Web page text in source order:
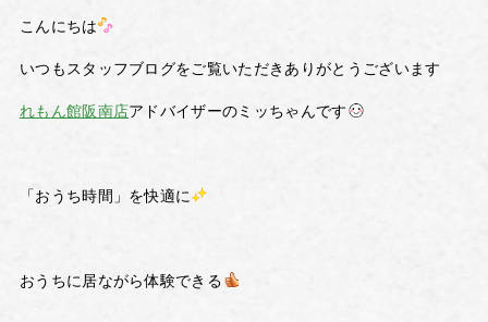
こんにちは
いつもスタッフブログをご覧いただきありがとうございます
れもん館阪南店アドバイザーのミッちゃんです
「おうち時間」を快適に
おうちに居ながら体験できる